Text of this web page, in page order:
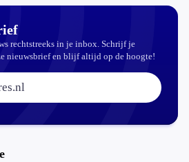
rechtstreeks in je inbox. Schrijf je
nieuwsbrief en blijf altijd op de hoogte!